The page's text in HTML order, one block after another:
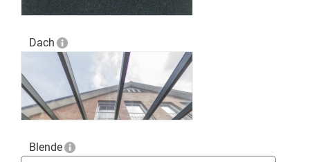
Dach
Blende